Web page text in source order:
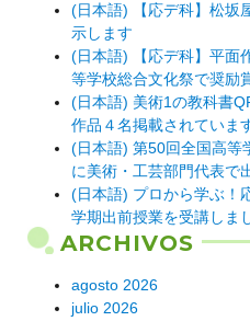
(日本語) 【応デ科】松坂
示します
(日本語) 【応デ科】平面
等学校総合文化祭で奨励
(日本語) 美術1の教科書
作品４名掲載されていま
(日本語) 第50回全国高等
に美術・工芸部門代表で
(日本語) プロから学ぶ！
学期出前授業を受講しま
ARCHIVOS
agosto 2026
julio 2026